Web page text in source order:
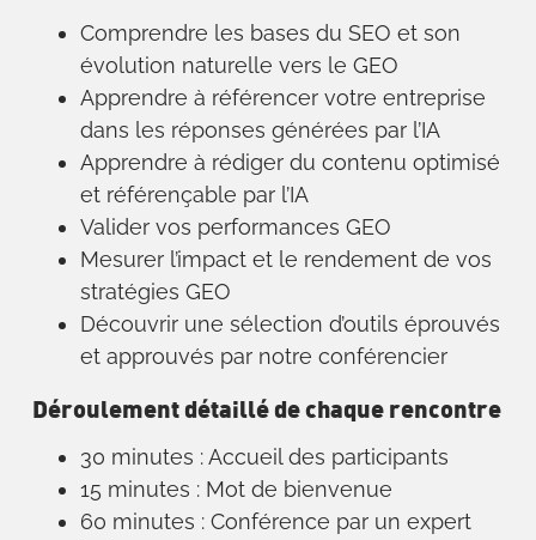
Comprendre les bases du SEO et son
évolution naturelle vers le GEO
Apprendre à référencer votre entreprise
dans les réponses générées par l’IA
Apprendre à rédiger du contenu optimisé
et référençable par l’IA
Valider vos performances GEO
Mesurer l’impact et le rendement de vos
stratégies GEO
Découvrir une sélection d’outils éprouvés
et approuvés par notre conférencier
Déroulement détaillé de chaque rencontre
30 minutes : Accueil des participants
15 minutes : Mot de bienvenue
60 minutes : Conférence par un expert